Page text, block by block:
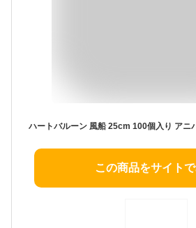
この商品をサイト